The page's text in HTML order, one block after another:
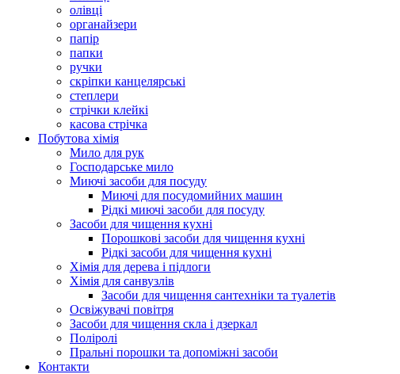
олівці
органайзери
папір
папки
ручки
скріпки канцелярські
степлери
стрічки клейкі
касова стрічка
Побутова хімія
Мило для рук
Господарське мило
Миючі засоби для посуду
Миючі для посудомийних машин
Рідкі миючі засоби для посуду
Засоби для чищення кухні
Порошкові засоби для чищення кухні
Рідкі засоби для чищення кухні
Хімія для дерева і підлоги
Хімія для санвузлів
Засоби для чищення сантехніки та туалетів
Освіжувачі повітря
Засоби для чищення скла і дзеркал
Поліролі
Пральні порошки та допоміжні засоби
Контакти